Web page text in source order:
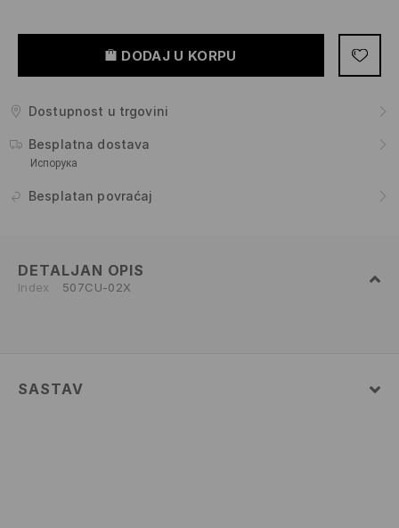
DODAJ U KORPU
Dostupnost u trgovini
Besplatna dostava
Испорука
Besplatan povraćaj
DETALJAN OPIS
Index 507CU-02X
SASTAV